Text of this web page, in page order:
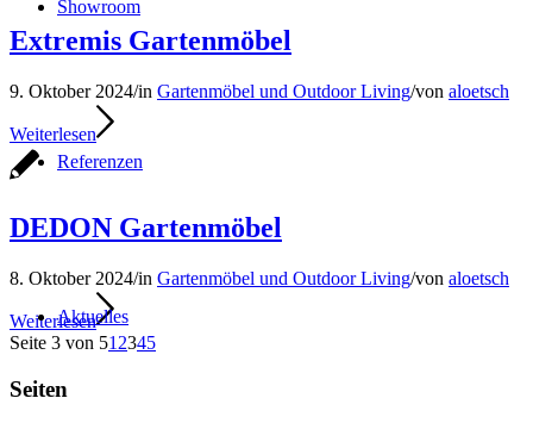
Showroom
Referenzen
Aktuelles
Extremis Gartenmöbel
9. Oktober 2024/in Gartenmöbel und Outdoor Living/von aloetsch
Weiterlesen
DEDON Gartenmöbel
8. Oktober 2024/in Gartenmöbel und Outdoor Living/von aloetsch
Weiterlesen
Seite 3 von 51 2345
Seiten